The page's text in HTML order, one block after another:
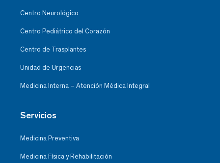
Centro Neurológico
Centro Pediátrico del Corazón
Centro de Trasplantes
Unidad de Urgencias
Medicina Interna – Atención Médica Integral
Servicios
Medicina Preventiva
Medicina Física y Rehabilitación